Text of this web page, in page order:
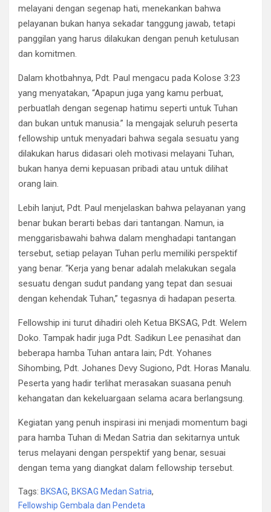
melayani dengan segenap hati, menekankan bahwa
pelayanan bukan hanya sekadar tanggung jawab, tetapi
panggilan yang harus dilakukan dengan penuh ketulusan
dan komitmen.
Dalam khotbahnya, Pdt. Paul mengacu pada Kolose 3:23
yang menyatakan, “Apapun juga yang kamu perbuat,
perbuatlah dengan segenap hatimu seperti untuk Tuhan
dan bukan untuk manusia.” Ia mengajak seluruh peserta
fellowship untuk menyadari bahwa segala sesuatu yang
dilakukan harus didasari oleh motivasi melayani Tuhan,
bukan hanya demi kepuasan pribadi atau untuk dilihat
orang lain.
Lebih lanjut, Pdt. Paul menjelaskan bahwa pelayanan yang
benar bukan berarti bebas dari tantangan. Namun, ia
menggarisbawahi bahwa dalam menghadapi tantangan
tersebut, setiap pelayan Tuhan perlu memiliki perspektif
yang benar. “Kerja yang benar adalah melakukan segala
sesuatu dengan sudut pandang yang tepat dan sesuai
dengan kehendak Tuhan,” tegasnya di hadapan peserta.
Fellowship ini turut dihadiri oleh Ketua BKSAG, Pdt. Welem
Doko. Tampak hadir juga Pdt. Sadikun Lee penasihat dan
beberapa hamba Tuhan antara lain; Pdt. Yohanes
Sihombing, Pdt. Johanes Devy Sugiono, Pdt. Horas Manalu.
Peserta yang hadir terlihat merasakan suasana penuh
kehangatan dan kekeluargaan selama acara berlangsung.
Kegiatan yang penuh inspirasi ini menjadi momentum bagi
para hamba Tuhan di Medan Satria dan sekitarnya untuk
terus melayani dengan perspektif yang benar, sesuai
dengan tema yang diangkat dalam fellowship tersebut.
Tags: BKSAG, BKSAG Medan Satria,
Fellowship Gembala dan Pendeta